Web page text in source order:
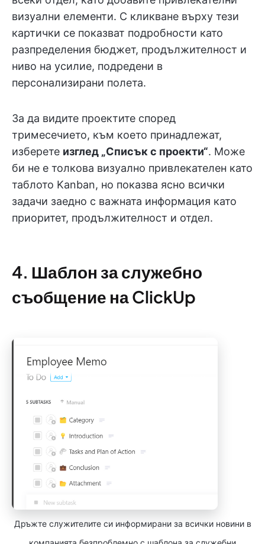
визуални елементи. С кликване върху тези
картички се показват подробности като
разпределения бюджет, продължителност и
ниво на усилие, подредени в
персонализирани полета.
За да видите проектите според
тримесечието, към което принадлежат,
изберете изглед „Списък с проекти“. Може
би не е толкова визуално привлекателен като
таблото Kanban, но показва ясно всички
задачи заедно с важната информация като
приоритет, продължителност и отдел.
4. Шаблон за служебно
съобщение на ClickUp
Дръжте служителите си информирани за всички новини в